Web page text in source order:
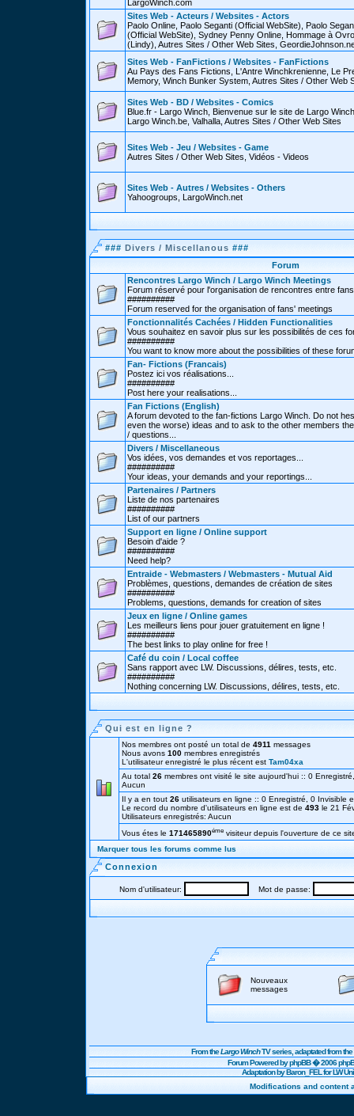
LargoWinch.com
Sites Web - Acteurs / Websites - Actors
Paolo Online, Paolo Seganti (Official WebSite), Paolo
(Official WebSite), Sydney Penny Online, Hommage à
(Lindy), Autres Sites / Other Web Sites,
Sites Web - FanFictions / Websites - FanFictions
Au Pays des Fans Fictions, L'Antre Winchkrenienne, Le
Memory, Winch Bunker System, Autres Sites / Other Web
Sites Web - BD / Websites - Comics
Blue.fr - Largo Winch, Bienvenue sur le site de Largo
Largo Winch.be, Valhalla, Autres Sites / Other Web Sites
Sites Web - Jeu / Websites - Game
Autres Sites / Other Web Sites, Vidéos - Videos
Sites Web - Autres / Websites - Others
Yahoogroups, LargoWinch.net
### Divers / Miscellanous ###
Forum
Rencontres Largo Winch / Largo Winch Meetings
Forum réservé pour l'organisation de rencontres entre fans
##########
Forum reserved for the organisation of fans' meetings
Fonctionnalités Cachées / Hidden Functionalities
Vous souhaitez en savoir plus sur les possibilités de ces
##########
You want to know more about the possibilities of these
Fan- Fictions (Francais)
Postez ici vos réalisations...
##########
Post here your realisations...
Fan Fictions (English)
A forum devoted to the fan-fictions Largo Winch. Do not
even the worse) ideas and to ask to the other members
/ questions...
Divers / Miscellaneous
Vos idées, vos demandes et vos reportages...
##########
Your ideas, your demands and your reportings...
Partenaires / Partners
Liste de nos partenaires
##########
List of our partners
Support en ligne / Online support
Besoin d'aide ?
##########
Need help?
Entraide - Webmasters / Webmasters - Mutual Aid
Problèmes, questions, demandes de création de sites
##########
Problems, questions, demands for creation of sites
Jeux en ligne / Online games
Les meilleurs liens pour jouer gratuitement en ligne !
##########
The best links to play online for free !
Café du coin / Local coffee
Sans rapport avec LW. Discussions, délires, tests, etc.
##########
Nothing concerning LW. Discussions, délires, tests, etc.
Qui est en ligne ?
Nos membres ont posté un total de 4911 messages
Nous avons 100 membres enregistrés
L'utilisateur enregistré le plus récent est Tam04xa
Au total 26 membres ont visité le site aujourd'hui :: 0
Aucun
Il y a en tout 26 utilisateurs en ligne :: 0 Enregistré, 0
Le record du nombre d'utilisateurs en ligne est de 493 le 21
Utilisateurs enregistrés: Aucun
Vous étes le 171465890éme visiteur depuis l'ouverture de ce
Marquer tous les forums comme lus
Connexion
Nom d'utilisateur: Mot de passe:
Nouveaux
messages
From theLargo WinchTV series, adaptated from
Forum Powered byphpBB� 2006
Adaptation by Baron_FEL for LW
Modifications and content